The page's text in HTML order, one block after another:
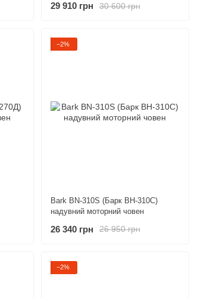
30 600 грн
29 910 грн
−2%
Bark BN-310S (Барк ВН-310С)
надувний моторний човен
26 950 грн
26 340 грн
−2%